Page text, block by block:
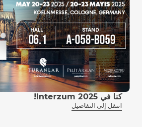
كنا في Interzum 2025!
انتقل إلى التفاصيل